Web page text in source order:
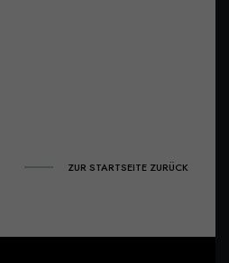
ZUR STARTSEITE ZURÜCK